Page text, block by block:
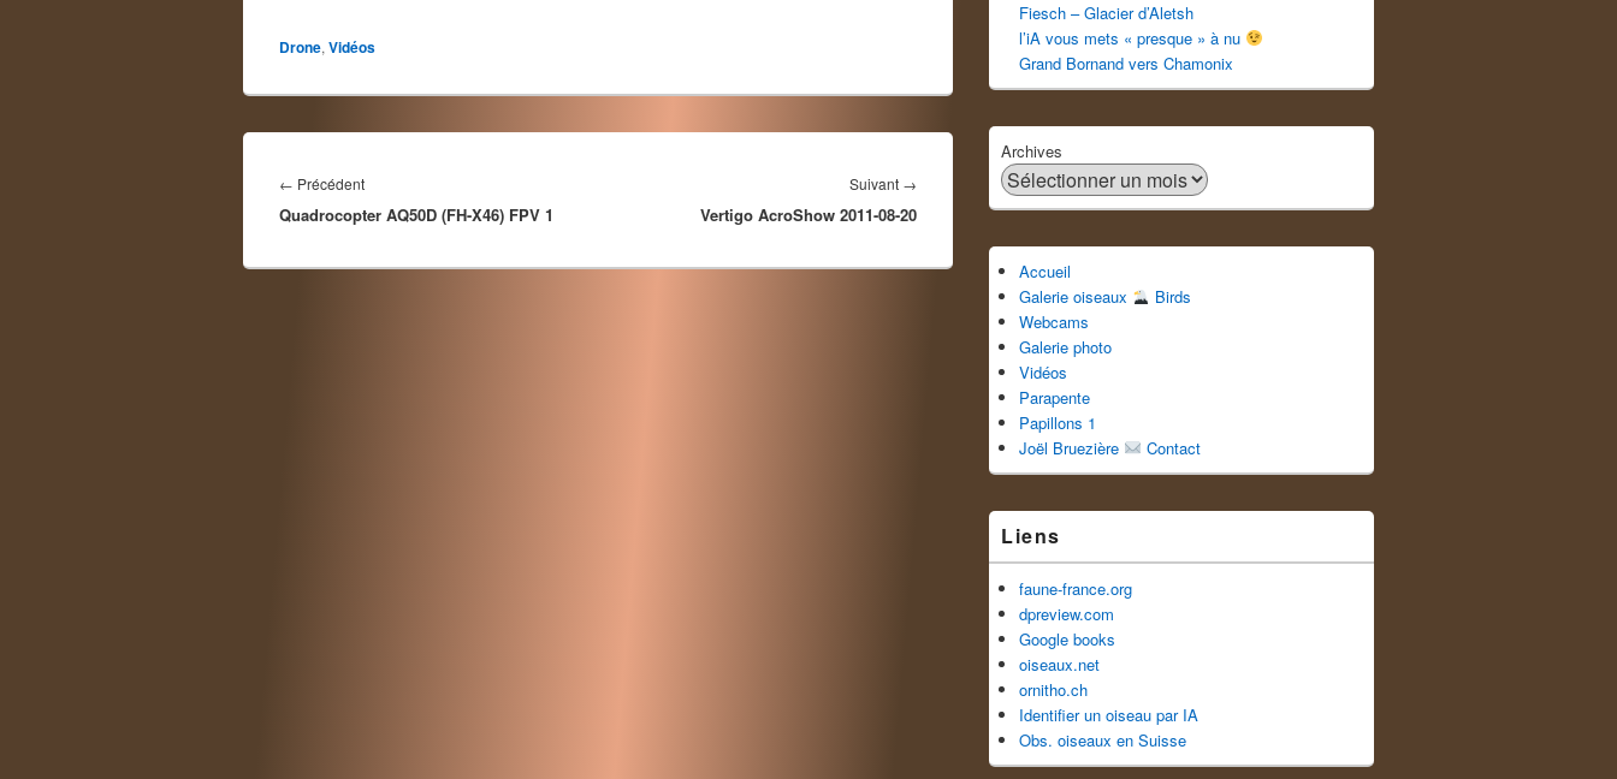
Drone, Vidéos
de
l’article
← PrécédentArticle
précédent :
Quadrocopter AQ50D (FH-X46) FPV 1
Suivant →
suivant :
Vertigo AcroShow 2011-08-20
Fiesch – Glacier d’Aletsh
l’iA vous mets « presque » à nu
Grand Bornand vers Chamonix
Archives
Accueil
Galerie oiseaux
Birds
Webcams
Galerie photo
Vidéos
Parapente
Papillons 1
Joël Bruezière
Contact
Liens
faune-france.org
dpreview.com
Google books
oiseaux.net
ornitho.ch
Identifier un oiseau par IA
Obs. oiseaux en Suisse